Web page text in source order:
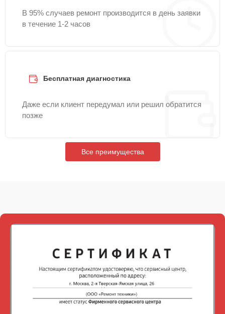
В 95% случаев ремонт производится в день заявки
в течение 1-2 часов
Бесплатная диагностика
Даже если клиент передумал или решил обратится
позже
Все преимущества